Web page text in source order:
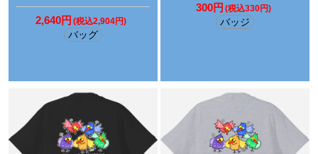
2,640円 (税込2,904円)
バッグ
300円 (税込330円)
バッジ